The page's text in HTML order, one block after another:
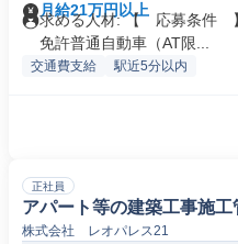
月給21万円以上
求める人材: 【 応募条件
免許普通自動車（AT限...
交通費支給 駅近5分以内
正社員
アパート等の建築工事施工
株式会社 レオパレス21